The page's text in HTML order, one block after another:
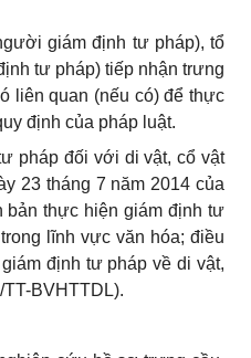
giám định tư pháp), tổ
tư pháp) tiếp nhận trưng
liên quan (nếu có) để thực
định của pháp luật.
pháp đối với di vật, cổ vật
23 tháng 7 năm 2014 của
bản thực hiện giám định tư
lĩnh vực văn hóa; điều
định tư pháp về di vật,
TT-BVHTTDL).